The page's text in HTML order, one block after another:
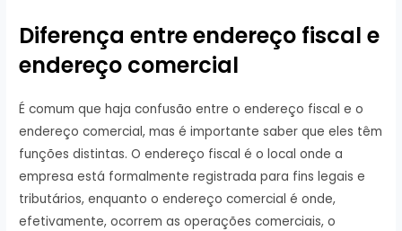
Diferença entre endereço fiscal e
endereço comercial
É comum que haja confusão entre o endereço fiscal e o
endereço comercial, mas é importante saber que eles têm
funções distintas. O endereço fiscal é o local onde a
empresa está formalmente registrada para fins legais e
tributários, enquanto o endereço comercial é onde,
efetivamente, ocorrem as operações comerciais, o